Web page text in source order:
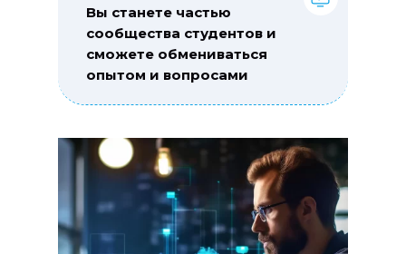
Вы станете частью
сообщества студентов и
сможете обмениваться
опытом и вопросами